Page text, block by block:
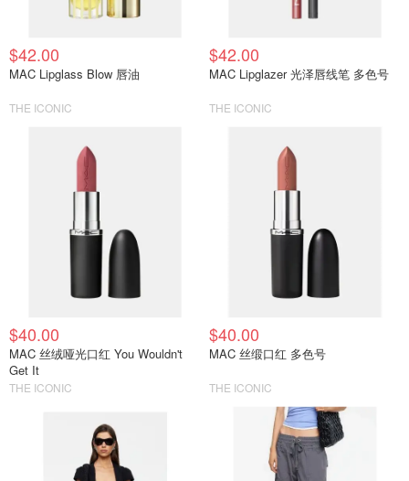
$42.00
MAC Lipglass Blow 唇油
THE ICONIC
$42.00
MAC Lipglazer 光泽唇线笔 多色号
THE ICONIC
$40.00
MAC 丝绒哑光口红 You Wouldn't
Get It
THE ICONIC
$40.00
MAC 丝缎口红 多色号
THE ICONIC